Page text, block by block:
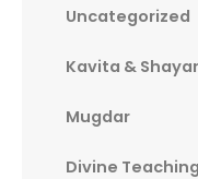
Uncategorized
Kavita &
Mugdar
Divine